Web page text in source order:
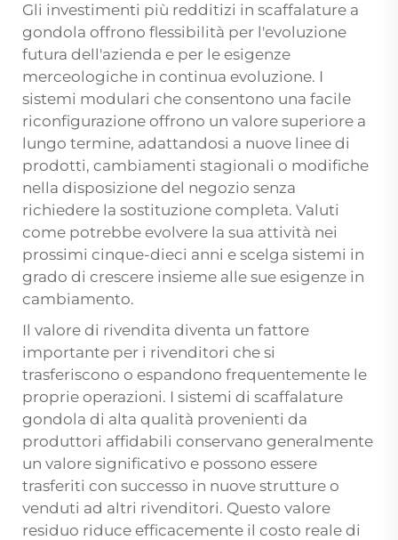
Gli investimenti più redditizi in scaffalature a
gondola offrono flessibilità per l'evoluzione
futura dell'azienda e per le esigenze
merceologiche in continua evoluzione. I
sistemi modulari che consentono una facile
riconfigurazione offrono un valore superiore a
lungo termine, adattandosi a nuove linee di
prodotti, cambiamenti stagionali o modifiche
nella disposizione del negozio senza
richiedere la sostituzione completa. Valuti
come potrebbe evolvere la sua attività nei
prossimi cinque-dieci anni e scelga sistemi in
grado di crescere insieme alle sue esigenze in
cambiamento.
Il valore di rivendita diventa un fattore
importante per i rivenditori che si
trasferiscono o espandono frequentemente le
proprie operazioni. I sistemi di scaffalature
gondola di alta qualità provenienti da
produttori affidabili conservano generalmente
un valore significativo e possono essere
trasferiti con successo in nuove strutture o
venduti ad altri rivenditori. Questo valore
residuo riduce efficacemente il costo reale di